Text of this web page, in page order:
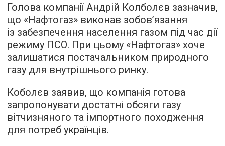
Голова компанії Андрій Колболєв зазначив,
що «Нафтогаз» виконав зобов’язання
із забезпечення населення газом під час дії
режиму ПСО. При цьому «Нафтогаз» хоче
залишатися постачальником природного
газу для внутрішнього ринку.
Коболєв заявив, що компанія готова
запропонувати достатні обсяги газу
вітчизняного та імпортного походження
для потреб українців.